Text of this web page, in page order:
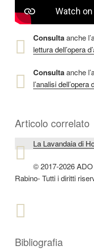
Consultaanche
lettura dell’opera
Consultaanche
l’analisi dell’opera
Articolo correlato
La Lavandaia di
© 2017-2026
Rabino- Tutti i diritti
Bibliografia